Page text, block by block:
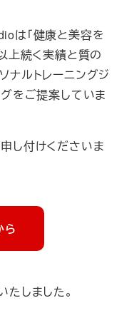
は「健康と美容を
上続く実績と質の
ナルトレーニングジ
をご提案していま
し付けくださいま
ら
しました。